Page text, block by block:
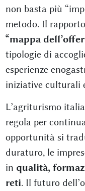
non basta più
metodo. Il
“mappa
tipologie di
esperienze
iniziative culturali
L’agriturismo
regola per
opportunità si
duraturo, le
in qualità,
reti. Il futuro